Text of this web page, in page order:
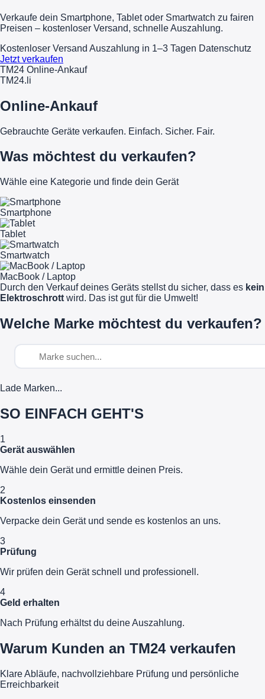
Verkaufe dein Smartphone, Tablet oder Smartwatch zu fairen
Preisen – kostenloser Versand, schnelle Auszahlung.
Kostenloser Versand Auszahlung in 1–3 Tagen Datenschutz
Jetzt verkaufen
TM24 Online-Ankauf
TM24.li
Online-Ankauf
Gebrauchte Geräte verkaufen. Einfach. Sicher. Fair.
Was möchtest du verkaufen?
Wähle eine Kategorie und finde dein Gerät
Smartphone
Tablet
Smartwatch
MacBook / Laptop
Durch den Verkauf deines Geräts stellst du sicher, dass es kein
Elektroschrott wird. Das ist gut für die Umwelt!
Welche Marke möchtest du verkaufen?
Lade Marken...
SO EINFACH GEHT'S
1
Gerät auswählen
Wähle dein Gerät und ermittle deinen Preis.
2
Kostenlos einsenden
Verpacke dein Gerät und sende es kostenlos an uns.
3
Prüfung
Wir prüfen dein Gerät schnell und professionell.
4
Geld erhalten
Nach Prüfung erhältst du deine Auszahlung.
Warum Kunden an TM24 verkaufen
Klare Abläufe, nachvollziehbare Prüfung und persönliche
Erreichbarkeit